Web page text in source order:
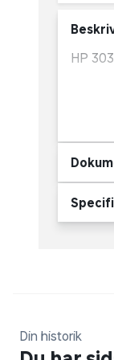
HP
giver
Din historik